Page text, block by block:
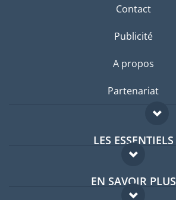
Contact
Publicité
A propos
Partenariat
LES ESSENTIELS
Forum expatriés
Guides pays
EN SAVOIR PLUS